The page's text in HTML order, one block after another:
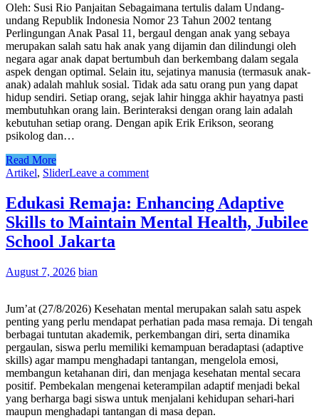
Oleh: Susi Rio Panjaitan Sebagaimana tertulis dalam Undang-
undang Republik Indonesia Nomor 23 Tahun 2002 tentang
Perlingungan Anak Pasal 11, bergaul dengan anak yang sebaya
merupakan salah satu hak anak yang dijamin dan dilindungi oleh
negara agar anak dapat bertumbuh dan berkembang dalam segala
aspek dengan optimal. Selain itu, sejatinya manusia (termasuk anak-
anak) adalah mahluk sosial. Tidak ada satu orang pun yang dapat
hidup sendiri. Setiap orang, sejak lahir hingga akhir hayatnya pasti
membutuhkan orang lain. Berinteraksi dengan orang lain adalah
kebutuhan setiap orang. Dengan apik Erik Erikson, seorang
psikolog dan…
Read More
Artikel, SliderLeave a comment
Edukasi Remaja: Enhancing Adaptive
Skills to Maintain Mental Health, Jubilee
School Jakarta
August 7, 2026 bian
Jum’at (27/8/2026) Kesehatan mental merupakan salah satu aspek
penting yang perlu mendapat perhatian pada masa remaja. Di tengah
berbagai tuntutan akademik, perkembangan diri, serta dinamika
pergaulan, siswa perlu memiliki kemampuan beradaptasi (adaptive
skills) agar mampu menghadapi tantangan, mengelola emosi,
membangun ketahanan diri, dan menjaga kesehatan mental secara
positif. Pembekalan mengenai keterampilan adaptif menjadi bekal
yang berharga bagi siswa untuk menjalani kehidupan sehari-hari
maupun menghadapi tantangan di masa depan.